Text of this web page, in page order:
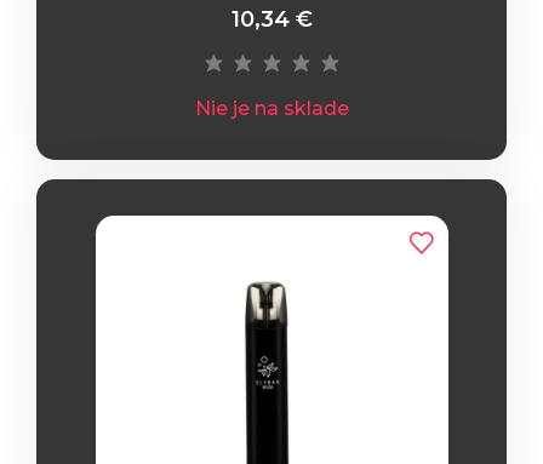
10,34 €
Nie je na sklade